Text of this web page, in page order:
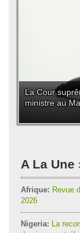
La Cour
ministre au
A La Une
Afrique: Revue
2026
Nigeria: La